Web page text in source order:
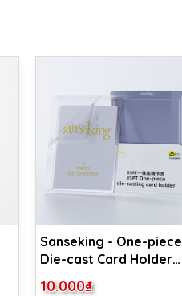
Sanseking - One-piece
Die-cast Card Holder
(35pt)
10.000₫